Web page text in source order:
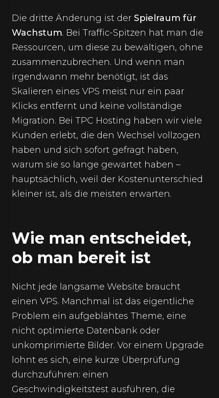
Die dritte Änderung ist der Spielraum für
Wachstum. Bei Traffic-Spitzen hat man die
Ressourcen, um diese zu bewältigen, ohne
zusammenzubrechen. Und wenn man
irgendwann mehr benötigt, ist das
Skalieren eines VPS meist nur ein paar
Klicks entfernt und keine vollständige
Migration. Bei TPC Hosting haben wir viele
Kunden erlebt, die den Wechsel vollzogen
haben und sich sofort gefragt haben,
warum sie so lange gewartet haben –
hauptsächlich, weil der Kostenunterschied
kleiner ist, als die meisten erwarten.
Wie man entscheidet,
ob man bereit ist
Nicht jede langsame Website braucht
einen VPS. Manchmal ist das eigentliche
Problem ein aufgeblähtes Theme, eine
nicht optimierte Datenbank oder
unkomprimierte Bilder. Vor einem Upgrade
lohnt es sich, eine kurze Überprüfung
durchzuführen: einen
Geschwindigkeitstest ausführen, die